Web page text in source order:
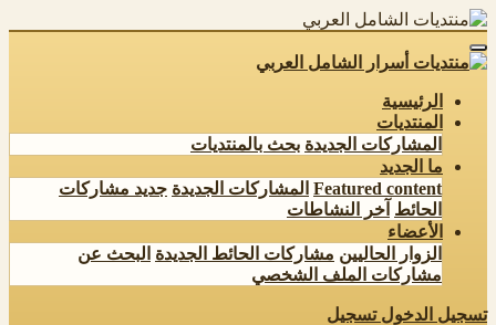
الرئيسية
المنتديات
المشاركات الجديدة بحث بالمنتديات
ما الجديد
Featured content المشاركات الجديدة جديد مشاركات
الحائط آخر النشاطات
الأعضاء
الزوار الحاليين مشاركات الحائط الجديدة البحث عن
مشاركات الملف الشخصي
تسجيل الدخول تسجيل